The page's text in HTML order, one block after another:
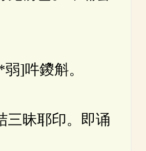
吽鑁斛。
昧耶印。即诵